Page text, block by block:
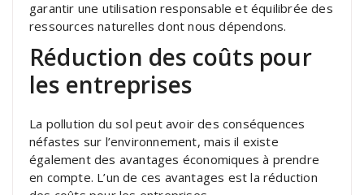
garantir une utilisation responsable et équilibrée des
ressources naturelles dont nous dépendons.
Réduction des coûts pour
les entreprises
La pollution du sol peut avoir des conséquences
néfastes sur l’environnement, mais il existe
également des avantages économiques à prendre
en compte. L’un de ces avantages est la réduction